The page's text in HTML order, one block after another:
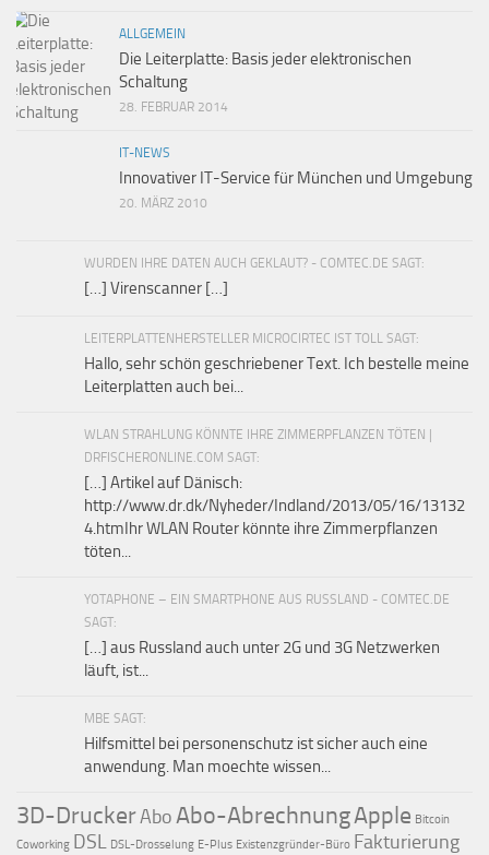
ALLGEMEIN
Die Leiterplatte: Basis jeder elektronischen
Schaltung
28. FEBRUAR 2014
IT-NEWS
Innovativer IT-Service für München und Umgebung
20. MÄRZ 2010
WURDEN IHRE DATEN AUCH GEKLAUT? - COMTEC.DE SAGT:
[…] Virenscanner […]
LEITERPLATTENHERSTELLER MICROCIRTEC IST TOLL SAGT:
Hallo, sehr schön geschriebener Text. Ich bestelle meine
Leiterplatten auch bei...
WLAN STRAHLUNG KÖNNTE IHRE ZIMMERPFLANZEN TÖTEN |
DRFISCHERONLINE.COM SAGT:
[…] Artikel auf Dänisch:
http://www.dr.dk/Nyheder/Indland/2013/05/16/13132
4.htmIhr WLAN Router könnte ihre Zimmerpflanzen
töten...
YOTAPHONE – EIN SMARTPHONE AUS RUSSLAND - COMTEC.DE
SAGT:
[…] aus Russland auch unter 2G und 3G Netzwerken
läuft, ist...
MBE SAGT:
Hilfsmittel bei personenschutz ist sicher auch eine
anwendung. Man moechte wissen...
3D-DruckerAbo Abo-AbrechnungApple Bitcoin
Coworking DSL DSL-Drosselung E-Plus Existenzgründer-Büro Fakturierung